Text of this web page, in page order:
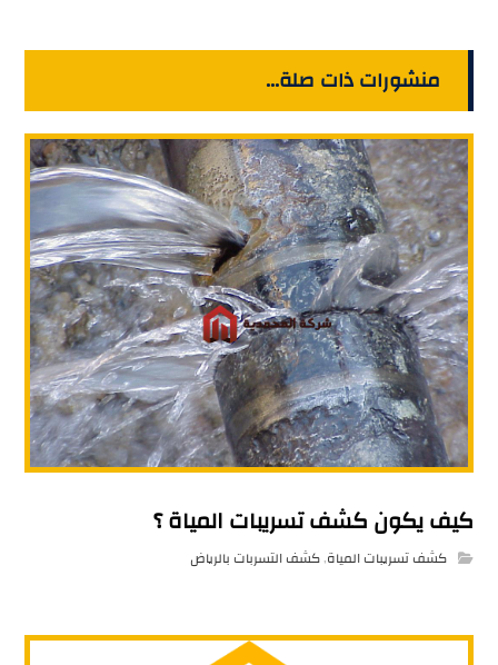
منشورات ذات صلة...
كيف يكون كشف تسريبات المياة ؟
كشف تسريبات المياة,كشف التسربات بالرياض